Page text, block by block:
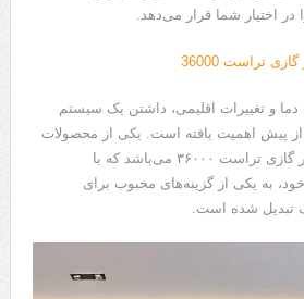
اختیار شما قرار می‌دهد.
تراست 36000
دما و تغییرات اقلیمی، داشتن یک سیستم
از پیش اهمیت یافته است. یکی از محصولات
برجسته در این زمینه، کولر گازی تراست ۳۶۰۰۰ می‌باشد که با
به یکی از گزینه‌های محبوب برای
تبدیل شده است.